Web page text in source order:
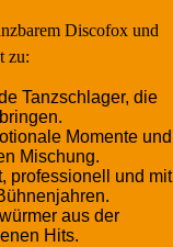
Discofox und
zu:
Tanzschlager, die
Momente und
Mischung.
professionell und mit
aus der
Hits.